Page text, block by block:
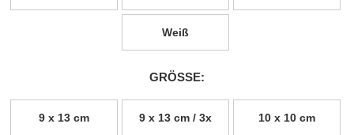
Weiß
GRÖSSE:
9 x 13 cm 9 x 13 cm / 3x 10 x 10 cm